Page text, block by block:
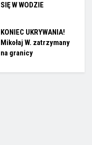
SIĘ W WODZIE
KONIEC UKRYWANIA!
Mikołaj W. zatrzymany
na granicy